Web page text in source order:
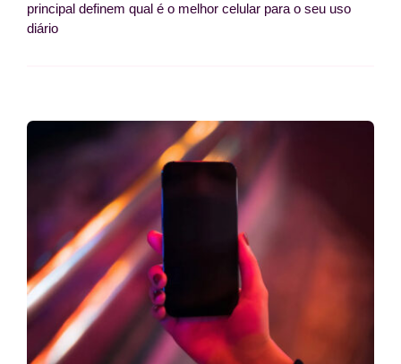
principal definem qual é o melhor celular para o seu uso
diário